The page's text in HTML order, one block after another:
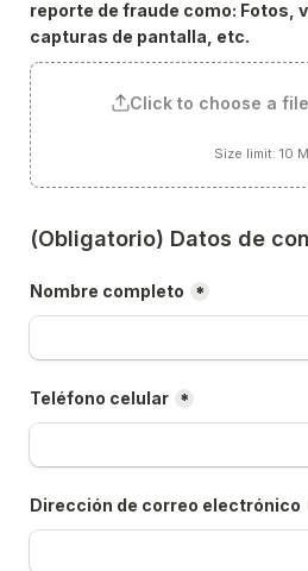
reporte de fraude como: Fotos,
capturas de pantalla, etc.
Click to choose a
Size limit: 10
(Obligatorio) Datos de
Nombre completo *
Teléfono celular *
Dirección de correo electrónico